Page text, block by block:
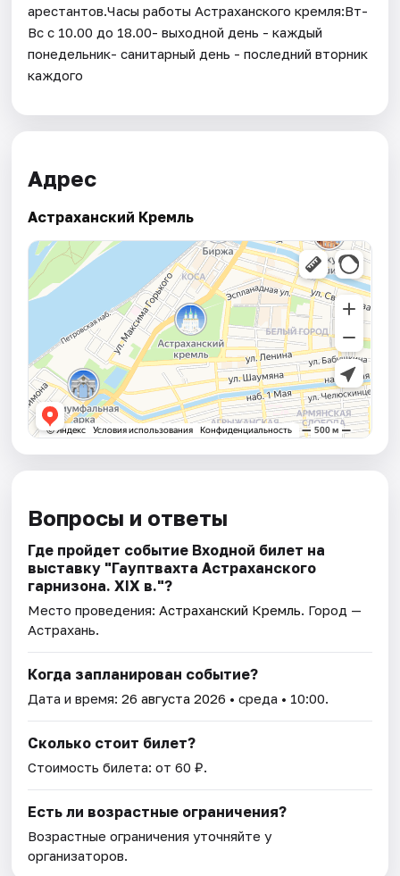
арестантов.Часы работы Астраханского кремля:Вт-
Вс с 10.00 до 18.00- выходной день - каждый
понедельник- санитарный день - последний вторник
каждого
Адрес
Астраханский Кремль
Вопросы и ответы
Где пройдет событие Входной билет на
выставку "Гауптвахта Астраханского
гарнизона. XIX в."?
Место проведения:Астраханский Кремль. Город —
Астрахань.
Когда запланирован событие?
Дата и время:26 августа 2026 • среда • 10:00.
Сколько стоит билет?
Стоимость билета: от 60 ₽.
Есть ли возрастные ограничения?
Возрастные ограничения уточняйте у
организаторов.